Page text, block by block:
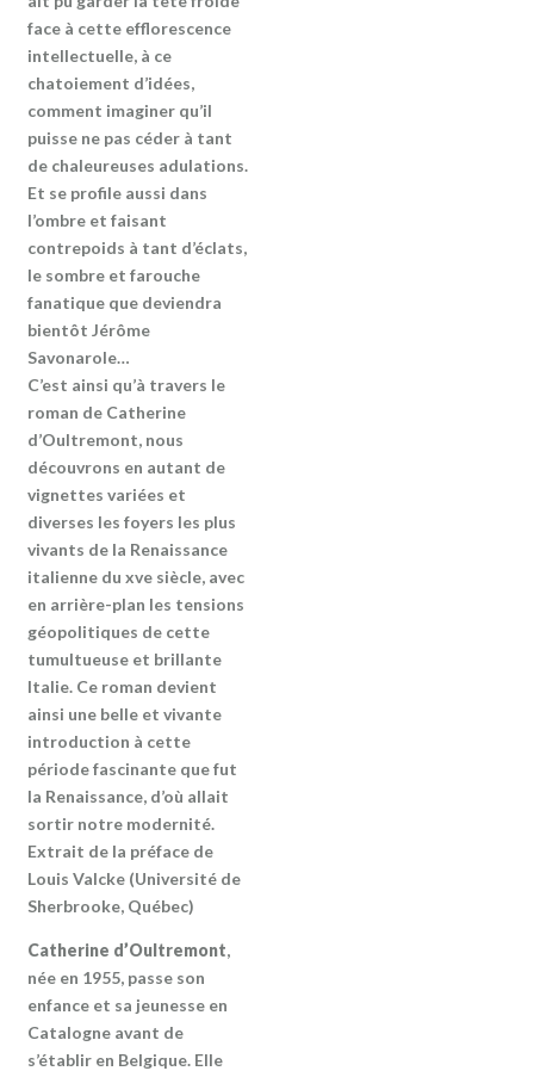
face à cette efflorescence
intellectuelle, à ce
chatoiement d’idées,
comment imaginer qu’il
puisse ne pas céder à tant
de chaleureuses adulations.
Et se profile aussi dans
l’ombre et faisant
contrepoids à tant d’éclats,
le sombre et farouche
fanatique que deviendra
bientôt Jérôme
Savonarole…
C’est ainsi qu’à travers le
roman de Catherine
d’Oultremont, nous
découvrons en autant de
vignettes variées et
diverses les foyers les plus
vivants de la Renaissance
italienne du xve siècle, avec
en arrière-plan les tensions
géopolitiques de cette
tumultueuse et brillante
Italie. Ce roman devient
ainsi une belle et vivante
introduction à cette
période fascinante que fut
la Renaissance, d’où allait
sortir notre modernité.
Extrait de la préface de
Louis Valcke (Université de
Sherbrooke, Québec)
Catherine d’Oultremont,
née en 1955, passe son
enfance et sa jeunesse en
Catalogne avant de
s’établir en Belgique. Elle